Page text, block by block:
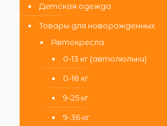
Детская одежда
Товары для новорожденных
Автокресла
0-13 кг (автолюльки)
0-18 кг
9-25 кг
9-36 кг